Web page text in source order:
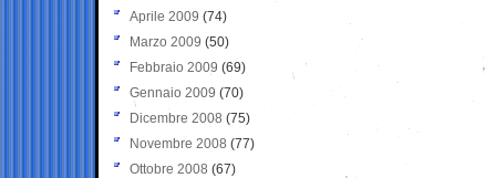
Aprile 2009 (74)
Marzo 2009 (50)
Febbraio 2009 (69)
Gennaio 2009 (70)
Dicembre 2008 (75)
Novembre 2008 (77)
Ottobre 2008 (67)